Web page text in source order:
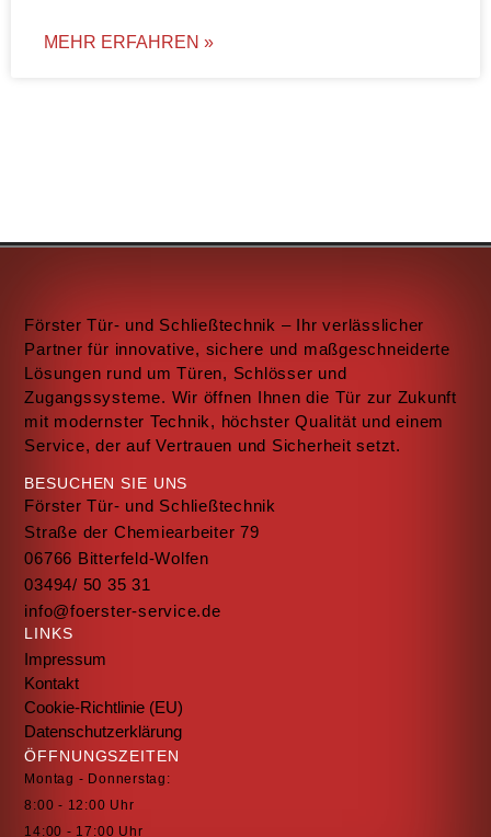
MEHR ERFAHREN »
Förster Tür- und Schließtechnik – Ihr verlässlicher
Partner für innovative, sichere und maßgeschneiderte
Lösungen rund um Türen, Schlösser und
Zugangssysteme. Wir öffnen Ihnen die Tür zur Zukunft
mit modernster Technik, höchster Qualität und einem
Service, der auf Vertrauen und Sicherheit setzt.
BESUCHEN SIE UNS
Förster Tür- und Schließtechnik
Straße der Chemiearbeiter 79
06766 Bitterfeld-Wolfen
03494/ 50 35 31
info@foerster-service.de
LINKS
Impressum
Kontakt
Cookie-Richtlinie (EU)
Datenschutzerklärung
ÖFFNUNGSZEITEN
Montag - Donnerstag:
8:00 - 12:00 Uhr
14:00 - 17:00 Uhr